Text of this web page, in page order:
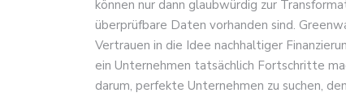
können nur dann glaubwürdig zur
überprüfbare Daten vorhanden sind.
Vertrauen in die Idee nachhaltiger
ein Unternehmen tatsächlich Fortschritte
darum, perfekte Unternehmen zu suchen,